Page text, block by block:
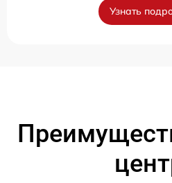
Узнать